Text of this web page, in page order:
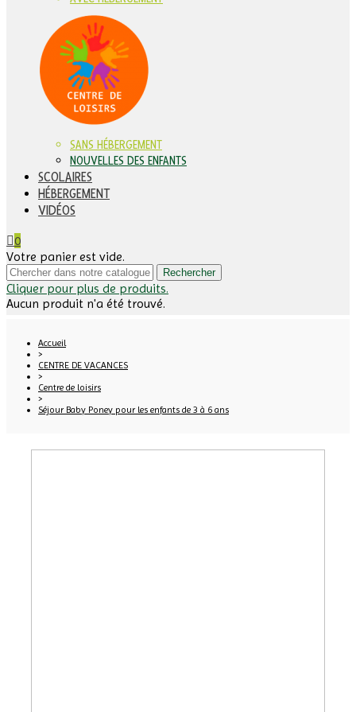
SANS HÉBERGEMENT
NOUVELLES DES ENFANTS
SCOLAIRES
HÉBERGEMENT
VIDÉOS
0
Votre panier est vide.
Rechercher
Cliquer pour plus de produits.
Aucun produit n'a été trouvé.
Accueil
>
CENTRE DE VACANCES
>
Centre de loisirs
>
Séjour Baby Poney pour les enfants de 3 à 6 ans